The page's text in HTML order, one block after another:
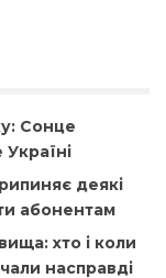
Сонце
деякі
абонентам
хто і коли
насправді